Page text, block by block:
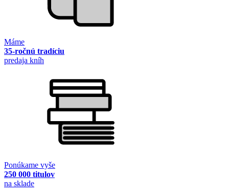
Máme
35-ročnú tradíciu
predaja kníh
Ponúkame vyše
250 000 titulov
na sklade